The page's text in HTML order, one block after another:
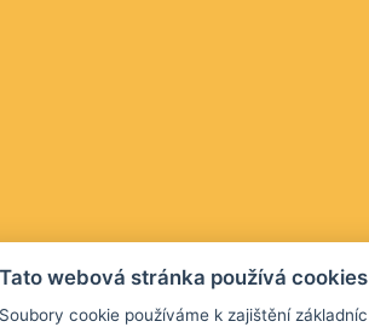
Tato webová stránka používá cookies
Soubory cookie používáme k zajištění